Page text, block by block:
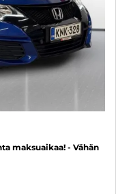
maksuaikaa! - Vähän